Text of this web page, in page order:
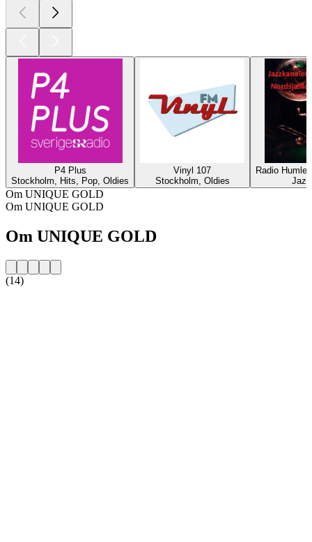
P4 Plus
Stockholm, Hits, Pop, Oldies
Vinyl 107
Stockholm, Oldies
Radio
Om UNIQUE GOLD
Om UNIQUE GOLD
Om UNIQUE GOLD
(14)